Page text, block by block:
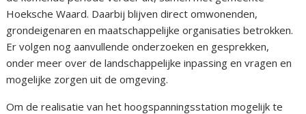
Hoeksche Waard. Daarbij blijven direct omwonenden,
grondeigenaren en maatschappelijke organisaties betrokken.
Er volgen nog aanvullende onderzoeken en gesprekken,
onder meer over de landschappelijke inpassing en vragen en
mogelijke zorgen uit de omgeving.
Om de realisatie van het hoogspanningsstation mogelijk te